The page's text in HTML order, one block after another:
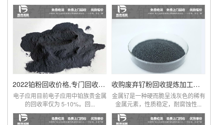
2022铂粉回收价格,专门回收铂碳废料厂家查询
电子应用目前电子应用中铂族贵金属
的回收率仅为 5-10%。回...
收购废弃钌粉回收提炼加工厂家直收
金属钌是一种硬而脆呈浅灰色的稀有
金属元素，性质稳定，耐腐蚀性...